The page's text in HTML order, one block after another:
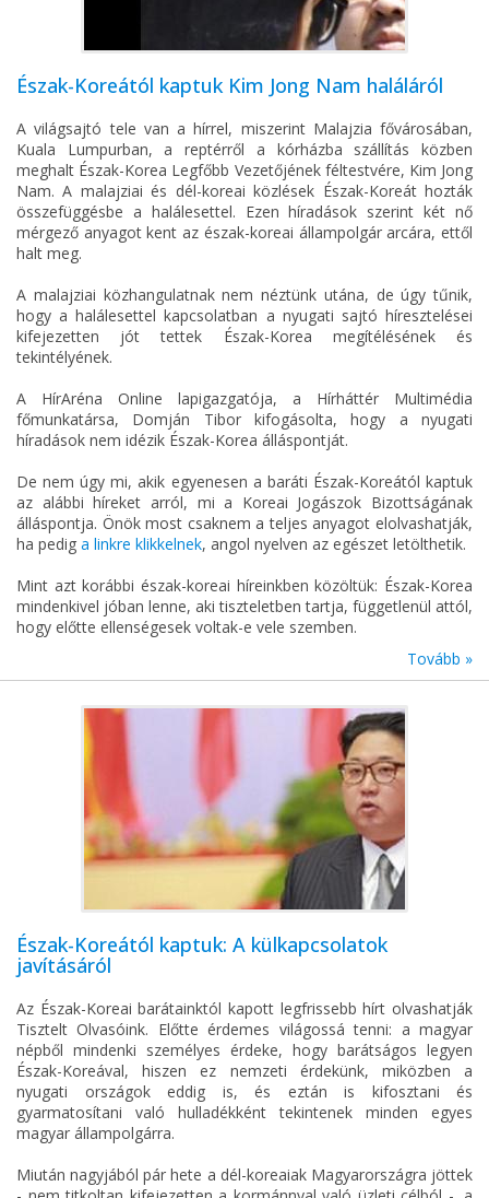
Észak-Koreától kaptuk Kim Jong Nam haláláról
A világsajtó tele van a hírrel, miszerint Malajzia fővárosában,
Kuala Lumpurban, a reptérről a kórházba szállítás közben
meghalt Észak-Korea Legfőbb Vezetőjének féltestvére, Kim Jong
Nam. A malajziai és dél-koreai közlések Észak-Koreát hozták
összefüggésbe a halálesettel. Ezen híradások szerint két nő
mérgező anyagot kent az észak-koreai állampolgár arcára, ettől
halt meg.
A malajziai közhangulatnak nem néztünk utána, de úgy tűnik,
hogy a halálesettel kapcsolatban a nyugati sajtó híresztelései
kifejezetten jót tettek Észak-Korea megítélésének és
tekintélyének.
A HírAréna Online lapigazgatója, a Hírháttér Multimédia
főmunkatársa, Domján Tibor kifogásolta, hogy a nyugati
híradások nem idézik Észak-Korea álláspontját.
De nem úgy mi, akik egyenesen a baráti Észak-Koreától kaptuk
az alábbi híreket arról, mi a Koreai Jogászok Bizottságának
álláspontja. Önök most csaknem a teljes anyagot elolvashatják,
ha pedig a linkre klikkelnek, angol nyelven az egészet letölthetik.
Mint azt korábbi észak-koreai híreinkben közöltük: Észak-Korea
mindenkivel jóban lenne, aki tiszteletben tartja, függetlenül attól,
hogy előtte ellenségesek voltak-e vele szemben.
Tovább »
Észak-Koreától kaptuk: A külkapcsolatok
javításáról
Az Észak-Koreai barátainktól kapott legfrissebb hírt olvashatják
Tisztelt Olvasóink. Előtte érdemes világossá tenni: a magyar
népből mindenki személyes érdeke, hogy barátságos legyen
Észak-Koreával, hiszen ez nemzeti érdekünk, miközben a
nyugati országok eddig is, és eztán is kifosztani és
gyarmatosítani való hulladékként tekintenek minden egyes
magyar állampolgárra.
Miután nagyjából pár hete a dél-koreaiak Magyarországra jöttek